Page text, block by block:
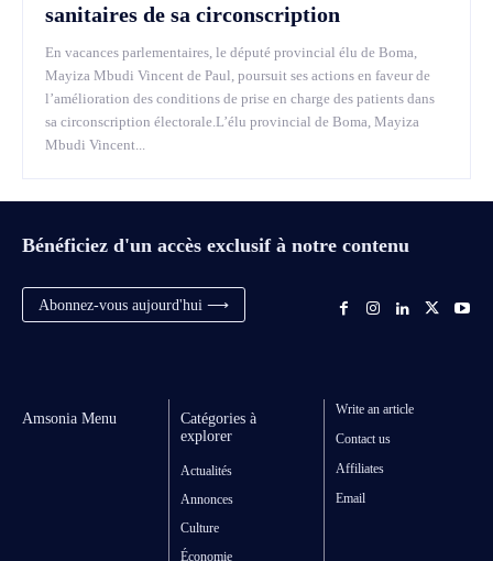
sanitaires de sa circonscription
En vacances parlementaires, le député provincial élu de Boma,
Mayiza Mbudi Vincent de Paul, poursuit ses actions en faveur de
l’amélioration des conditions de prise en charge des patients dans
sa circonscription électorale.L’élu provincial de Boma, Mayiza
Mbudi Vincent...
Bénéficiez d'un accès exclusif à notre contenu
Abonnez-vous aujourd'hui ⟶
Amsonia Menu
Catégories à
explorer
Actualités
Annonces
Culture
Économie
Write an article
Contact us
Affiliates
Email